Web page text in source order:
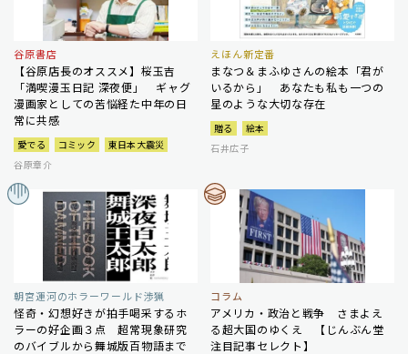
谷原書店
【谷原店長のオススメ】桜玉吉
「満喫漫玉日記 深夜便」 ギャグ
漫画家としての苦悩経た中年の日
常に共感
愛でる コミック
東日本大震災
谷原章介
えほん新定番
まなつ＆まふゆさんの絵本「君が
いるから」 あなたも私も一つの
星のような大切な存在
贈る
絵本
石井広子
朝宮運河のホラーワールド渉猟
怪奇・幻想好きが拍手喝采するホ
ラーの好企画３点 超常現象研究
のバイブルから舞城版百物語まで
コラム
アメリカ・政治と戦争 さまよえ
る超大国のゆくえ 【じんぶん堂
注目記事セレクト】